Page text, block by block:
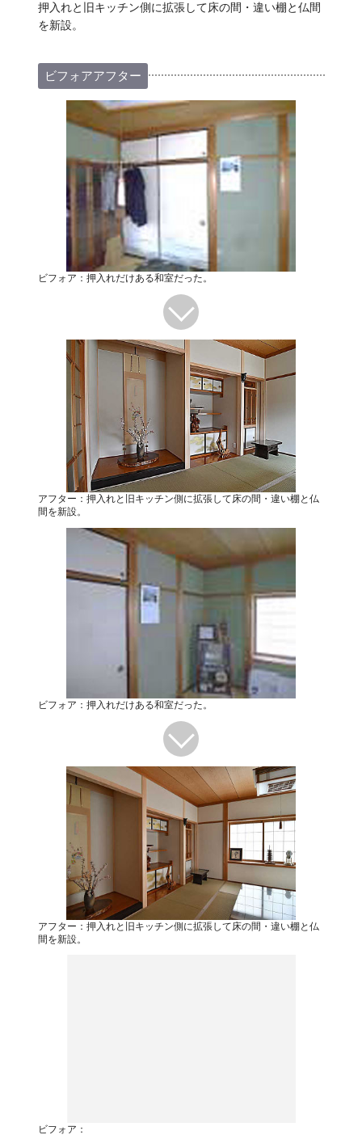
押入れと旧キッチン側に拡張して床の間・違い棚と仏間
を新設。
ビフォアアフター
ビフォア：押入れだけある和室だった。
アフター：押入れと旧キッチン側に拡張して床の間・違い棚と仏
間を新設。
ビフォア：押入れだけある和室だった。
アフター：押入れと旧キッチン側に拡張して床の間・違い棚と仏
間を新設。
ビフォア：